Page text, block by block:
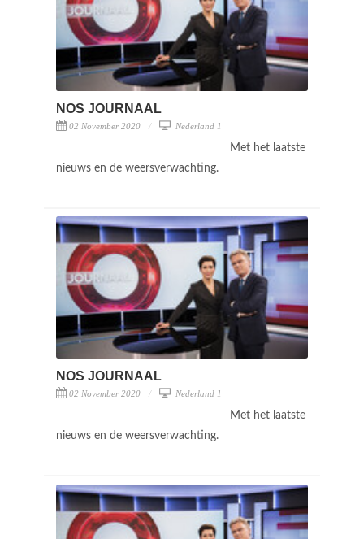
NOS JOURNAAL
02 November 2020 Nederland 1
Met het laatste
nieuws en de weersverwachting.
NOS JOURNAAL
02 November 2020 Nederland 1
Met het laatste
nieuws en de weersverwachting.